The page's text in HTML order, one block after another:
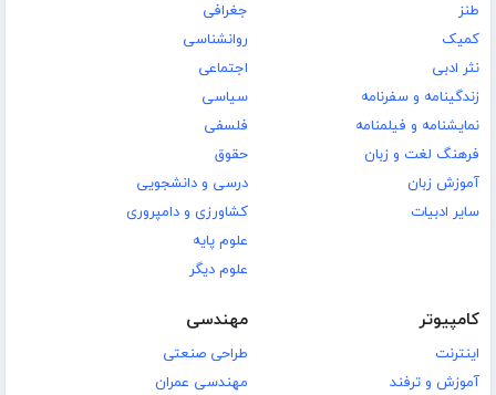
طنز
کمیک
نثر ادبی
زندگینامه و سفرنامه
نمایشنامه و فیلمنامه
فرهنگ لغت و زبان
آموزش زبان
سایر ادبیات
جغرافی
روانشناسی
اجتماعی
سیاسی
فلسفی
حقوق
درسی و دانشجویی
کشاورزی و دامپروری
علوم پایه
علوم دیگر
کامپیوتر
اینترنت
آموزش و ترفند
مهندسی
طراحی صنعتی
مهندسی عمران